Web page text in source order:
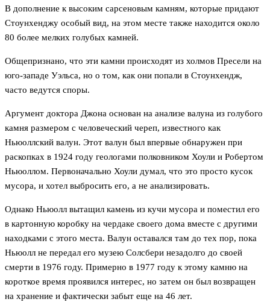
В дополнение к высоким сарсеновым камням, которые придают
Стоунхенджу особый вид, на этом месте также находится около
80 более мелких голубых камней.
Общепризнано, что эти камни происходят из холмов Пресели на
юго-западе Уэльса, но о том, как они попали в Стоунхендж,
часто ведутся споры.
Аргумент доктора Джона основан на анализе валуна из голубого
камня размером с человеческий череп, известного как
Ньюоллский валун. Этот валун был впервые обнаружен при
раскопках в 1924 году геологами полковником Хоули и Робертом
Ньюоллом. Первоначально Хоули думал, что это просто кусок
мусора, и хотел выбросить его, а не анализировать.
Однако Ньюолл вытащил камень из кучи мусора и поместил его
в картонную коробку на чердаке своего дома вместе с другими
находками с этого места. Валун оставался там до тех пор, пока
Ньюолл не передал его музею Солсбери незадолго до своей
смерти в 1976 году. Примерно в 1977 году к этому камню на
короткое время проявился интерес, но затем он был возвращен
на хранение и фактически забыт еще на 46 лет.